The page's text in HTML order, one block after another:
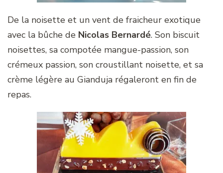
De la noisette et un vent de fraicheur exotique
avec la bûche de Nicolas Bernardé. Son biscuit
noisettes, sa compotée mangue-passion, son
crémeux passion, son croustillant noisette, et sa
crème légère au Gianduja régaleront en fin de
repas.